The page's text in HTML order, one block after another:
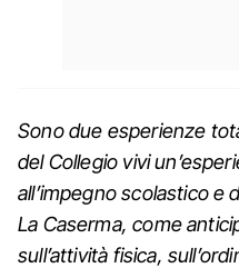
Sono due esperienze
del Collegio vivi
all’impegno scolastico e
La Caserma, come
sull’attività fisica,